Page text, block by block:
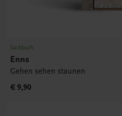
Sachbuch
Enns
Gehen sehen staunen
€ 9,90